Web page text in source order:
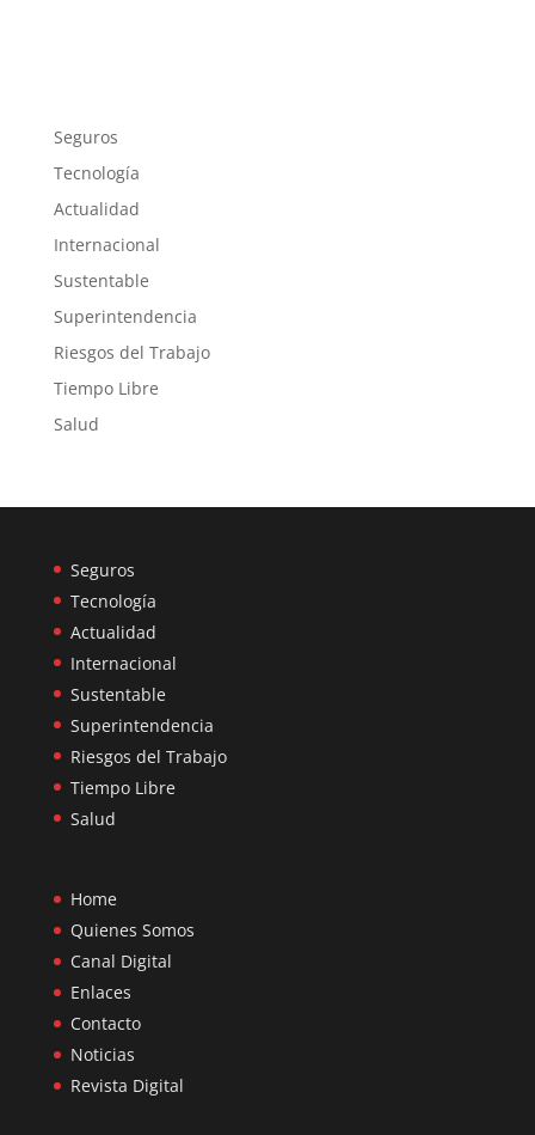
Seguros
Tecnología
Actualidad
Internacional
Sustentable
Superintendencia
Riesgos del Trabajo
Tiempo Libre
Salud
Seguros
Tecnología
Actualidad
Internacional
Sustentable
Superintendencia
Riesgos del Trabajo
Tiempo Libre
Salud
Home
Quienes Somos
Canal Digital
Enlaces
Contacto
Noticias
Revista Digital